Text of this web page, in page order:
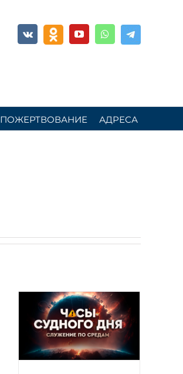
Vk
ОК YouTubeWhatsapp
Telegram
ПОЖЕРТВОВАНИЕ АДРЕСА